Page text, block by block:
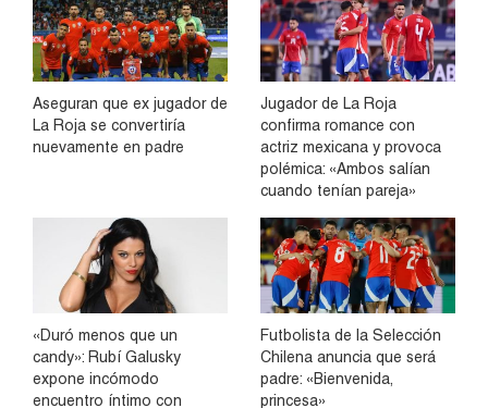
Aseguran que ex jugador de
La Roja se convertiría
nuevamente en padre
Jugador de La Roja
confirma romance con
actriz mexicana y provoca
polémica: «Ambos salían
cuando tenían pareja»
«Duró menos que un
candy»: Rubí Galusky
expone incómodo
encuentro íntimo con
Futbolista de la Selección
Chilena anuncia que será
padre: «Bienvenida,
princesa»